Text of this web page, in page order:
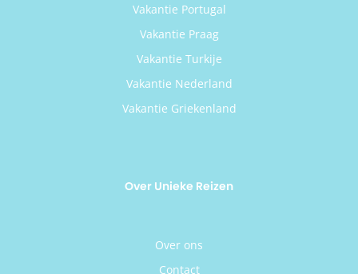
Vakantie Portugal
Vakantie Praag
Vakantie Turkije
Vakantie Nederland
Vakantie Griekenland
Over Unieke Reizen
Over ons
Contact